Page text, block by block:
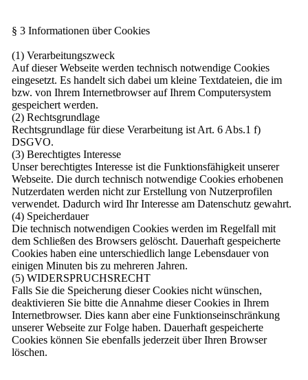
§ 3 Informationen über Cookies
(1) Verarbeitungszweck
Auf dieser Webseite werden technisch notwendige Cookies
eingesetzt. Es handelt sich dabei um kleine Textdateien, die im
bzw. von Ihrem Internetbrowser auf Ihrem Computersystem
gespeichert werden.
(2) Rechtsgrundlage
Rechtsgrundlage für diese Verarbeitung ist Art. 6 Abs.1 f)
DSGVO.
(3) Berechtigtes Interesse
Unser berechtigtes Interesse ist die Funktionsfähigkeit unserer
Webseite. Die durch technisch notwendige Cookies erhobenen
Nutzerdaten werden nicht zur Erstellung von Nutzerprofilen
verwendet. Dadurch wird Ihr Interesse am Datenschutz gewahrt.
(4) Speicherdauer
Die technisch notwendigen Cookies werden im Regelfall mit
dem Schließen des Browsers gelöscht. Dauerhaft gespeicherte
Cookies haben eine unterschiedlich lange Lebensdauer von
einigen Minuten bis zu mehreren Jahren.
(5) WIDERSPRUCHSRECHT
Falls Sie die Speicherung dieser Cookies nicht wünschen,
deaktivieren Sie bitte die Annahme dieser Cookies in Ihrem
Internetbrowser. Dies kann aber eine Funktionseinschränkung
unserer Webseite zur Folge haben. Dauerhaft gespeicherte
Cookies können Sie ebenfalls jederzeit über Ihren Browser
löschen.